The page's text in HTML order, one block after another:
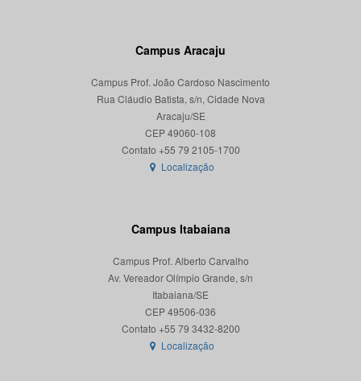
Campus Aracaju
Campus Prof. João Cardoso Nascimento
Rua Cláudio Batista, s/n, Cidade Nova
Aracaju/SE
CEP 49060-108
Localização
Campus Itabaiana
Campus Prof. Alberto Carvalho
Av. Vereador Olímpio Grande, s/n
Itabaiana/SE
CEP 49506-036
Localização